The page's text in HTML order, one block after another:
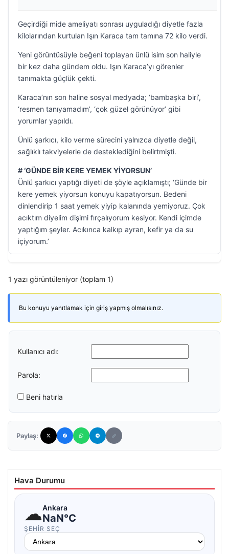
Geçirdiği mide ameliyatı sonrası uyguladığı diyetle fazla
kilolarından kurtulan Işın Karaca tam tamına 72 kilo verdi.
Yeni görüntüsüyle beğeni toplayan ünlü isim son haliyle
bir kez daha gündem oldu. Işın Karaca’yı görenler
tanımakta güçlük çekti.
Karaca’nın son haline sosyal medyada; ‘bambaşka biri’,
‘resmen tanıyamadım’, ‘çok güzel görünüyor’ gibi
yorumlar yapıldı.
Ünlü şarkıcı, kilo verme sürecini yalnızca diyetle değil,
sağlıklı takviyelerle de desteklediğini belirtmişti.
# ‘GÜNDE BİR KERE YEMEK YİYORSUN’
Ünlü şarkıcı yaptığı diyeti de şöyle açıklamıştı; ‘Günde bir
kere yemek yiyorsun konuyu kapatıyorsun. Bedeni
dinlendirip 1 saat yemek yiyip kalanında yemiyoruz. Çok
acıktım diyelim dişimi fırçalıyorum kesiyor. Kendi içimde
yaptığım şeyler. Acıkınca kalkıp ayran, kefir ya da su
içiyorum.’
1 yazı görüntüleniyor (toplam 1)
Bu konuyu yanıtlamak için giriş yapmış olmalısınız.
Kullanıcı adı:
Parola:
Beni hatırla
Paylaş:
Hava Durumu
☁Ankara
NaN°C
ŞEHIR SEÇ